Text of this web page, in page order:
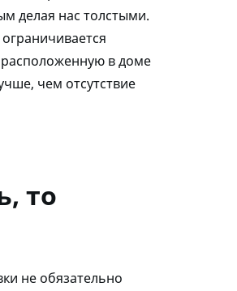
делая нас толстыми.
в доме
чем отсутствие
то
не обязательно